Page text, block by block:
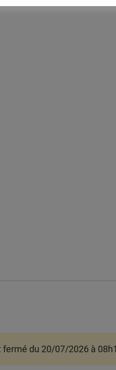
fermé du 20/07/2026 à